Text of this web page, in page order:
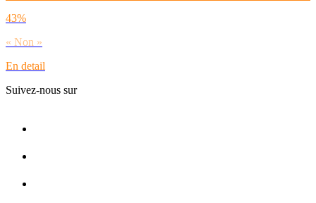
43%
« Non »
En detail
Suivez-nous sur